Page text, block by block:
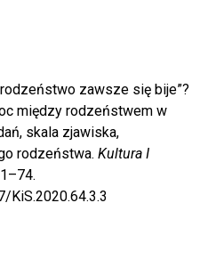
zawsze się bije”?
między rodzeństwem w
skala zjawiska,
rodzeństwa. Kultura I
KiS.2020.64.3.3